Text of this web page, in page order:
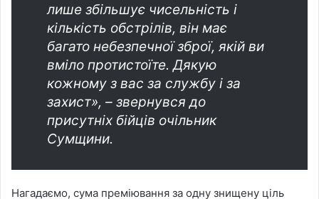
лише збільшує чисельність і
кількість обстрілів, він має
багато небезпечної зброї, якій ви
вміло протистоїте. Дякую
кожному з вас за службу і за
захист», – звернувся до
присутніх бійців очільник
Сумщини.
Нагадаємо, сума преміювання за одну знищену ціль